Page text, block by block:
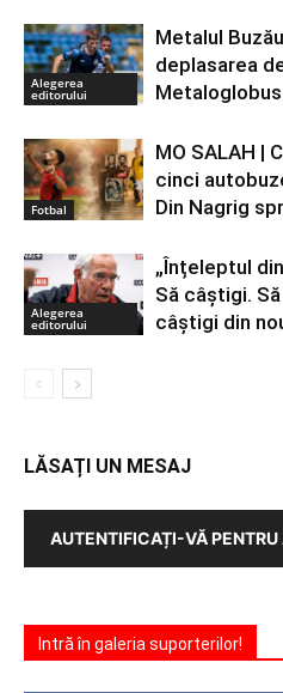
Alegerea
editorului
Metalul
deplasarea
Metaloglobus
Fotbal
MO SALAH |
cinci
Din Nagrig
Alegerea
editorului
„Înțeleptul
Să câștigi.
câștigi din
LĂSAȚI UN MESAJ
AUTENTIFICAȚI-VĂ
Intră în galeria suporterilor!